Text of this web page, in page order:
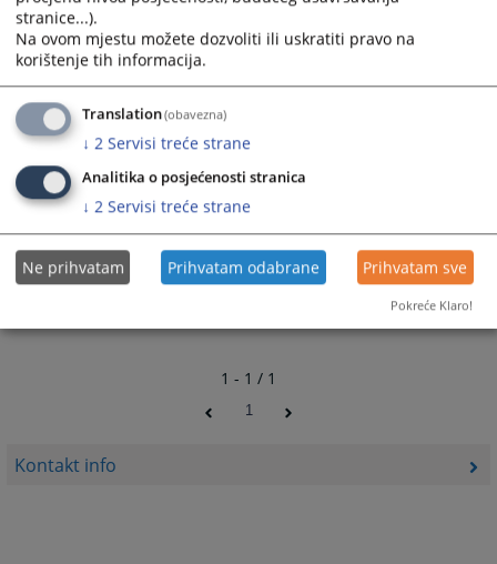
Kontakt info
1 - 1 / 1
1
stranice...).
Na ovom mjestu možete dozvoliti ili uskratiti pravo na
korištenje tih informacija.
Translation(obavezna)
↓ 2 Servisi treće strane
Analitika o posjećenosti stranica
↓ 2 Servisi treće strane
Ne prihvatam Prihvatam odabrane Prihvatam sve
Pokreće Klaro!